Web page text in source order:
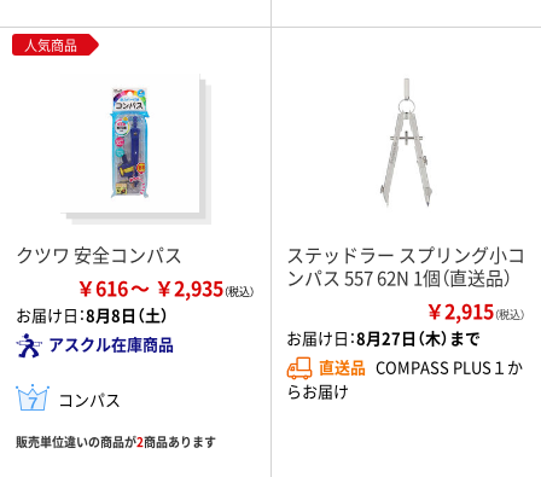
人気商品
クツワ 安全コンパス
￥616 ￥2,935
お届け日：8月8日（土）
アスクル在庫商品
コンパス
販売単位違いの商品が2商品あります
ステッドラー スプリング小コ
ンパス 557 62N 1個（直送品）
￥2,915（税込）
お届け日：8月27日（木）まで
直送品 COMPASS PLUS１か
らお届け